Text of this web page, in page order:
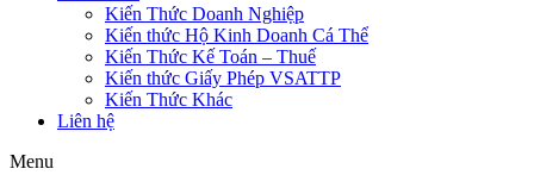
Kiến Thức Doanh Nghiệp
Kiến thức Hộ Kinh Doanh Cá Thể
Kiến Thức Kế Toán – Thuế
Kiến thức Giấy Phép VSATTP
Kiến Thức Khác
Liên hệ
Menu